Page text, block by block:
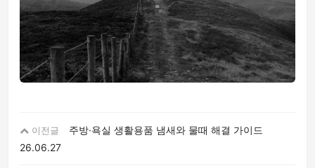
이전글
주방·욕실 생활용품 냄새와 물때 해결 가이드
26.06.27